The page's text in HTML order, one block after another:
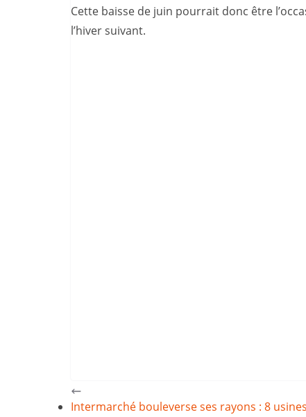
Cette baisse de juin pourrait donc être
l’hiver suivant.
Intermarché bouleverse ses rayons : 8